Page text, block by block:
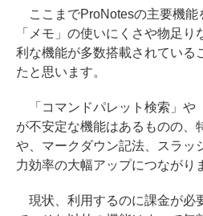
ここまでProNotesの主要機能
「メモ」の使いにくさや物足
利な機能が多数搭載されている
たと思います。
「コマンドパレット検索」や
が不安定な機能はあるものの、
や、マークダウン記法、スラッ
力効率の大幅アップにつながり
現状、利用するのに課金が必